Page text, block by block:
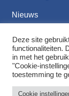
Nieuws
Contact
©
Deze site
functionaliteiten.
in met het
"Cookie-
toestemming te
Cookie